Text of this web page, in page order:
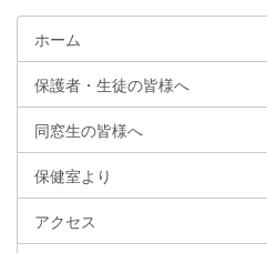
ホーム
保護者・生徒の皆様へ
同窓生の皆様へ
保健室より
アクセス